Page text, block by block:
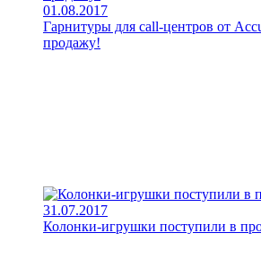
01.08.2017
Гарнитуры для call-центров от
продажу!
31.07.2017
Колонки-игрушки поступили в